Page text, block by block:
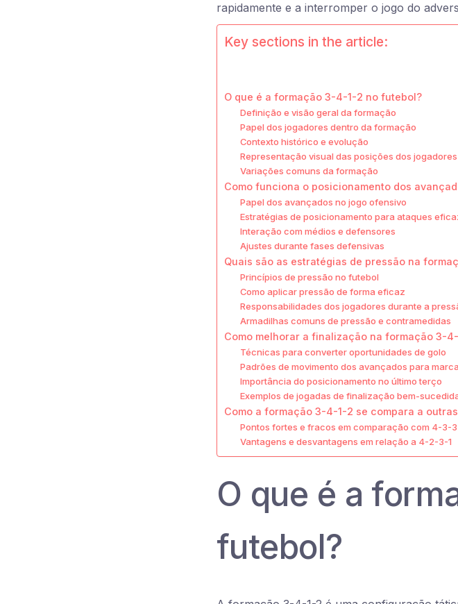
rapidamente e a interromper o jogo do
Key sections in the article:
O que é a formação 3-4-1-2 no futebol?
Definição e visão geral da formação
Papel dos jogadores dentro da formação
Contexto histórico e evolução
Representação visual das posições dos jogadores
Variações comuns da formação
Como funciona o posicionamento dos
Papel dos avançados no jogo ofensivo
Estratégias de posicionamento para ataques
Interação com médios e defensores
Ajustes durante fases defensivas
Quais são as estratégias de pressão na
Princípios de pressão no futebol
Como aplicar pressão de forma eficaz
Responsabilidades dos jogadores durante a
Armadilhas comuns de pressão e contramedidas
Como melhorar a finalização na formação 3-
Técnicas para converter oportunidades de golo
Padrões de movimento dos avançados para
Importância do posicionamento no último terço
Exemplos de jogadas de finalização bem-
Como a formação 3-4-1-2 se compara a
Pontos fortes e fracos em comparação com 4-3-3
Vantagens e desvantagens em relação a 4-2-3-1
O que é a
futebol?